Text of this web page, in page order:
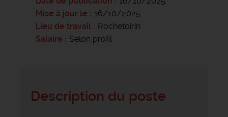
Mise à jour le
16/10/2025
Lieu de travail
Rochetoirin
Salaire
Selon profil
Description du poste